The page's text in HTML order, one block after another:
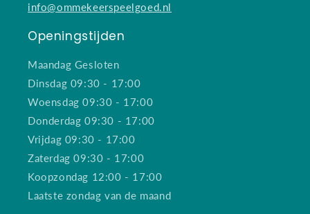
info@ommekeerspeelgoed.nl
Openingstijden
Maandag Gesloten
Dinsdag 09:30 - 17:00
Woensdag 09:30 - 17:00
Donderdag 09:30 - 17:00
Vrijdag 09:30 - 17:00
Zaterdag 09:30 - 17:00
Koopzondag 12:00 - 17:00
Laatste zondag van de maand